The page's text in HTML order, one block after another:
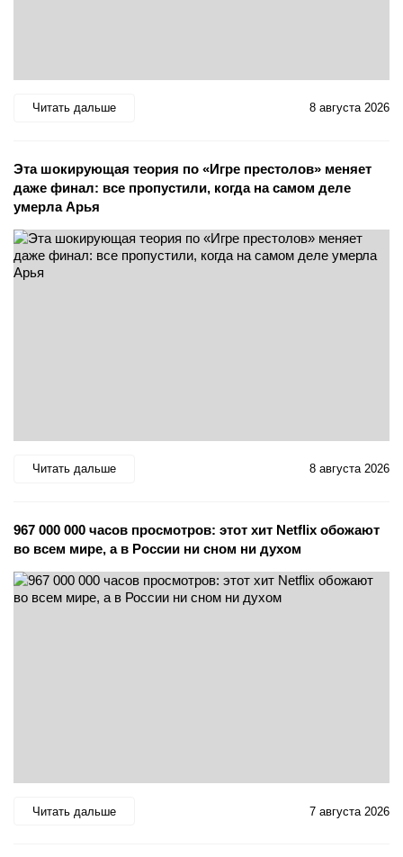
Читать дальше 8 августа 2026
Эта шокирующая теория по «Игре престолов» меняет
даже финал: все пропустили, когда на самом деле
умерла Арья
Читать дальше 8 августа 2026
967 000 000 часов просмотров: этот хит Netflix обожают
во всем мире, а в России ни сном ни духом
Читать дальше 7 августа 2026